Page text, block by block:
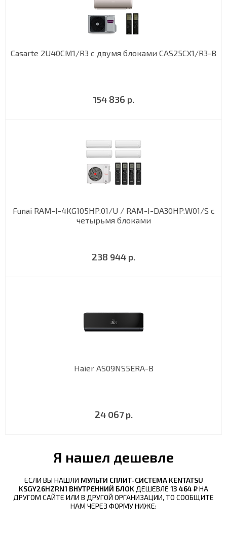
Casarte 2U40CM1/R3 с двумя блоками CAS25CX1/R3-B
154 836 р.
Funai RAM-I-4KG105HP.01/U / RAM-I-DA30HP.W01/S с
четырьмя блоками
238 944 р.
Haier AS09NS5ERA-B
24 067 р.
Я нашел дешевле
ЕСЛИ ВЫ НАШЛИ МУЛЬТИ СПЛИТ-СИСТЕМА KENTATSU
KSGY26HZRN1 ВНУТРЕННИЙ БЛОК ДЕШЕВЛЕ 13 464 ₽НА
ДРУГОМ САЙТЕ ИЛИ В ДРУГОЙ ОРГАНИЗАЦИИ, ТО СООБЩИТЕ
НАМ ЧЕРЕЗ ФОРМУ НИЖЕ: